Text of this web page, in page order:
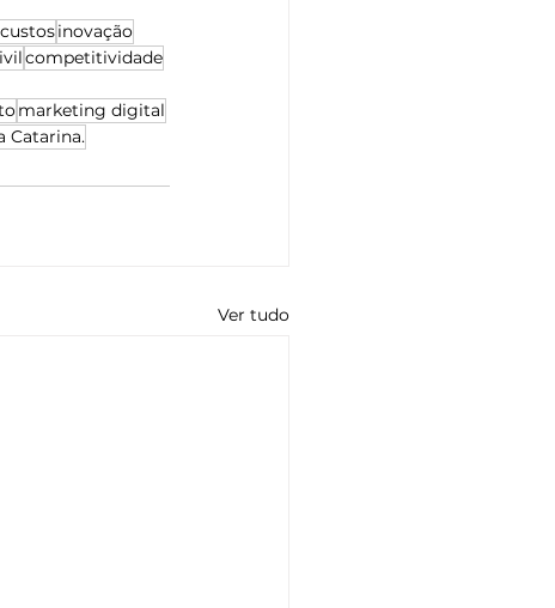
inovação
competitividade
marketing digital
Catarina.
Ver tudo